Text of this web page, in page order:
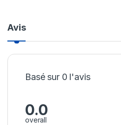
Avis
Basé sur 0 l'avis
0.0
overall